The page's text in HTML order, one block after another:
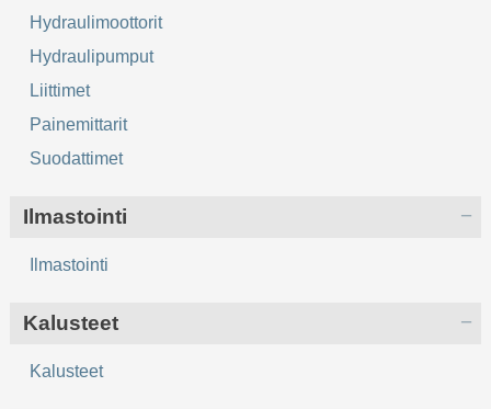
Hydraulimoottorit
Hydraulipumput
Liittimet
Painemittarit
Suodattimet
Ilmastointi
Ilmastointi
Kalusteet
Kalusteet